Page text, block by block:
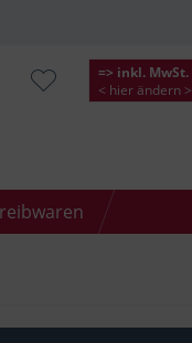
=> inkl. MwSt.
< hier ändern >